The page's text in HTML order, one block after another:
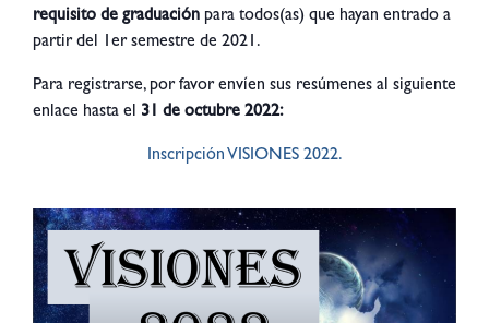
requisito de graduación para todos(as) que hayan entrado a
partir del 1er semestre de 2021.
Para registrarse, por favor envíen sus resúmenes al siguiente
enlace hasta el 31 de octubre 2022:
Inscripción VISIONES 2022.